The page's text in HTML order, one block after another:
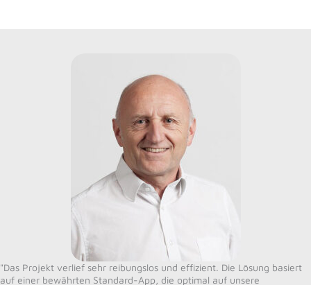
"Das Projekt verlief sehr reibungslos und effizient. Die Lösung basiert
auf einer bewährten Standard-App, die optimal auf unsere